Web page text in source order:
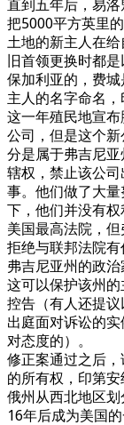
直到五年后，易
把5000平方英里
土地的新主人在
旧首领更换时都
保加利亚的，费
主人的名字命名，
这一年殖民地宣
公司，但是这个
分是属于弗吉尼
辖权，禁止该公
事。他们做了大
下，他们并没有
美国最高法院，
拒绝与联邦法院有
弗吉尼亚州的政
这可以保护该州
控告（有人还提
出庭面对诉讼的
对态度的）。
修正案通过之后
的所有权，印第
俄州从西北地区
16年后成为美国的